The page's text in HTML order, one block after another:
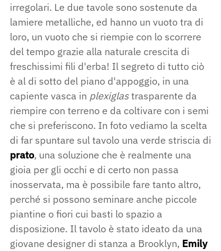
irregolari. Le due tavole sono sostenute da
lamiere metalliche, ed hanno un vuoto tra di
loro, un vuoto che si riempie con lo scorrere
del tempo grazie alla naturale crescita di
freschissimi fili d'erba! Il segreto di tutto ciò
è al di sotto del piano d'appoggio, in una
capiente vasca in plexiglastrasparente da
riempire con terreno e da coltivare con i semi
che si preferiscono. In foto vediamo la scelta
di far spuntare sul tavolo una verde striscia di
prato, una soluzione che è realmente una
gioia per gli occhi e di certo non passa
inosservata, ma è possibile fare tanto altro,
perché si possono seminare anche piccole
piantine o fiori cui basti lo spazio a
disposizione. Il tavolo è stato ideato da una
giovane designer di stanza a Brooklyn, Emily